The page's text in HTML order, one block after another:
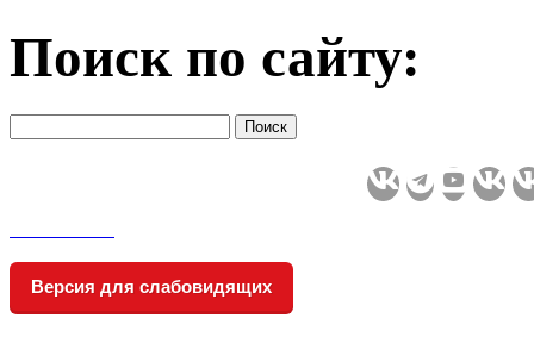
Поиск по сайту:
Версия для слабовидящих